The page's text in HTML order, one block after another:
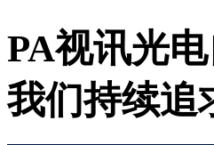
PA视讯光
我们持续追